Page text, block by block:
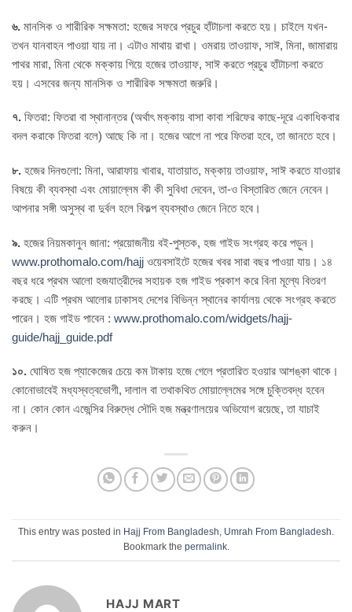
৬. মানসিক ও শারীরিক সক্ষমতা: হজের সফরে প্রচুর হাঁটাচলা করতে হয়। চাইলে যখন-
তখন যানবাহন পাওয়া যায় না। এটাও মাথায় রাখা। ওমরায় তাওয়াফ, সাঈ, মিনা, জামারায়
পাথর মারা, মিনা থেকে মক্কায় গিয়ে হজের তাওয়াফ, সাঈ করতে প্রচুর হাঁটাচলা করতে
হয়। এসবের জন্য মানসিক ও শারীরিক সক্ষমতা জরুরি।
৭. ফিতরা: ফিতরা বা স্থানান্তর (অর্থাৎ মক্কায় বাসা কাবা শরিফের কাছে-দূরে একাধিকবার
বদল করাকে ফিতরা বলে) আছে কি না। হজের আগে না পরে ফিতরা হবে, তা জানতে হবে।
৮. হজের দিনগুলো: মিনা, আরাফায় খাবার, যাতায়াত, মক্কায় তাওয়াফ, সাঈ করতে যাওয়ার
বিষয়ে কী ব্যবস্থা এবং মোয়াল্লেম কী কী সুবিধা দেবেন, তা-ও বিস্তারিত জেনে নেবেন।
আপনার সঙ্গী অসুস্থ বা দুর্বল হলে বিকল্প ব্যবস্থাও জেনে নিতে হবে।
৯. হজের নিয়মকানুন জানা: প্রয়োজনীয় বই-পুস্তক, হজ গাইড সংগ্রহ করে পড়ুন।
www.prothomalo.com/hajj ওয়েবসাইটে হজের খবর সারা বছর পাওয়া যায়। ১৪
বছর ধরে প্রথম আলো হজযাত্রীদের সহায়ক হজ গাইড প্রকাশ করে বিনা মূল্যে বিতরণ
করছে। এটি প্রথম আলোর ঢাকাসহ দেশের বিভিন্ন স্থানের কার্যালয় থেকে সংগ্রহ করতে
পারেন। হজ গাইড পাবেন : www.prothomalo.com/widgets/hajj-
guide/hajj_guide.pdf
১০. ঘোষিত হজ প্যাকেজের চেয়ে কম টাকায় হজে গেলে প্রতারিত হওয়ার আশঙ্কা থাকে।
কোনোভাবেই মধ্যস্বত্বভোগী, দালাল বা তথাকথিত মোয়াল্লেমের সঙ্গে চুক্তিবদ্ধ হবেন
না। কোন কোন এজেন্সির বিরুদ্ধে সৌদি হজ মন্ত্রণালয়ের অভিযোগ রয়েছে, তা যাচাই
করুন।
This entry was posted in Hajj From Bangladesh Umrah From Bangladesh
Bookmark the permalink.
HAJJ MART